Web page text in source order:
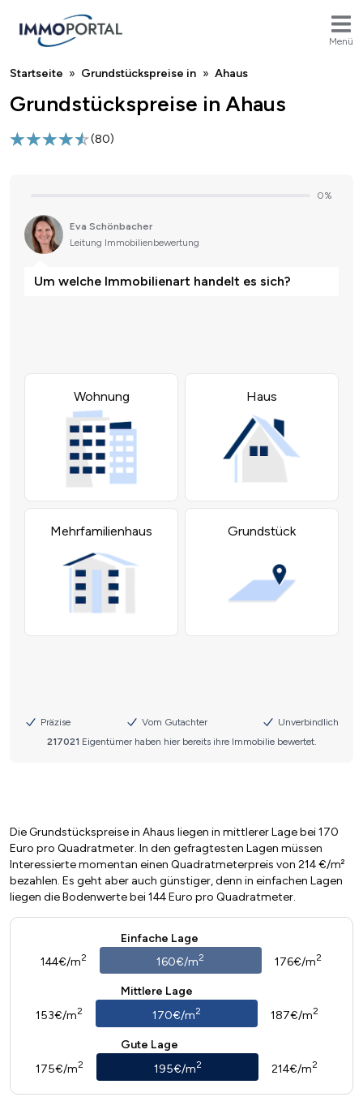
Menü
Breadcrumb
Startseite Grundstückspreise in Ahaus
Grundstückspreise in Ahaus
(80)
Die Grundstückspreise in Ahaus liegen in mittlerer Lage bei 170
Euro pro Quadratmeter. In den gefragtesten Lagen müssen
Interessierte momentan einen Quadratmeterpreis von 214 €/m²
bezahlen. Es geht aber auch günstiger, denn in einfachen Lagen
liegen die Bodenwerte bei 144 Euro pro Quadratmeter.
Einfache Lage
144€/m2 160€/m2 176€/m2
Mittlere Lage
153€/m2 170€/m2 187€/m2
Gute Lage
175€/m2 195€/m2 214€/m2